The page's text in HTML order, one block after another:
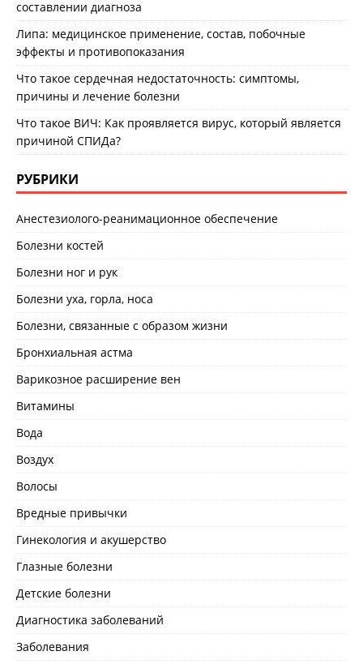
составлении диагноза
Липа: медицинское применение, состав, побочные
эффекты и противопоказания
Что такое сердечная недостаточность: симптомы,
причины и лечение болезни
Что такое ВИЧ: Как проявляется вирус, который является
причиной СПИДа?
РУБРИКИ
Анестезиолого-реанимационное обеспечение
Болезни костей
Болезни ног и рук
Болезни уха, горла, носа
Болезни, связанные с образом жизни
Бронхиальная астма
Варикозное расширение вен
Витамины
Вода
Воздух
Волосы
Вредные привычки
Гинекология и акушерство
Глазные болезни
Детские болезни
Диагностика заболеваний
Заболевания